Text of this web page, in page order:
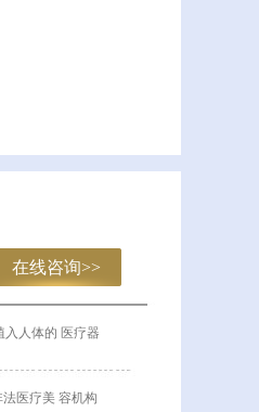
在线咨询>>
入人体的 医疗器
医疗美 容机构